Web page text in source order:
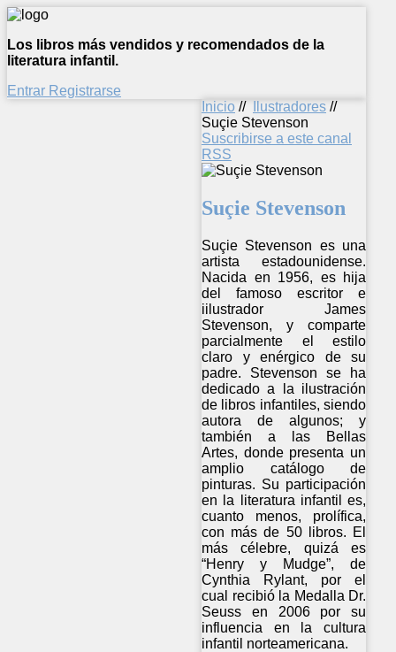
Los libros más vendidos y recomendados de la
literatura infantil.
Entrar Registrarse
Inicio // Ilustradores //
Suçie Stevenson
Suscribirse a este canal
RSS
Suçie Stevenson
Suçie Stevenson es una
artista estadounidense.
Nacida en 1956, es hija
del famoso escritor e
iilustrador James
Stevenson, y comparte
parcialmente el estilo
claro y enérgico de su
padre. Stevenson se ha
dedicado a la ilustración
de libros infantiles, siendo
autora de algunos; y
también a las Bellas
Artes, donde presenta un
amplio catálogo de
pinturas. Su participación
en la literatura infantil es,
cuanto menos, prolífica,
con más de 50 libros. El
más célebre, quizá es
“Henry y Mudge”, de
Cynthia Rylant, por el
cual recibió la Medalla Dr.
Seuss en 2006 por su
influencia en la cultura
infantil norteamericana.